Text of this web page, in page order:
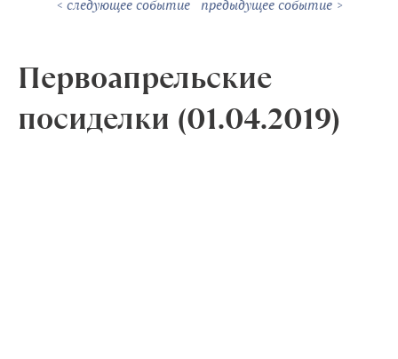
Первоапрельские
посиделки (01.04.2019)